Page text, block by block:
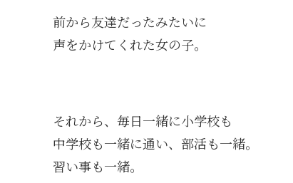
前から友達だったみたいに
声をかけてくれた女の子。
それから、毎日一緒に小学校も
中学校も一緒に通い、部活も一緒。
習い事も一緒。